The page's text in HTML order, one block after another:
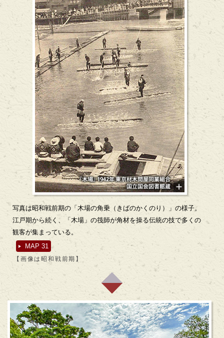
写真は昭和戦前期の「木場の角乗（きばのかくのり）」の様子。
江戸期から続く、「木場」の筏師が角材を操る伝統の技で多くの
観客が集まっている。
MAP 31
【画像は昭和戦前期】